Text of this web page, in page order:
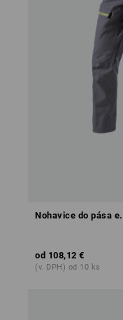
Nohavice do pása
od 108,12 €
(v. DPH) od 10 ks